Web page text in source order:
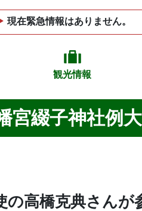
現在緊急情報はありません。
観光情報
宮綴子神社例
の高橋克典さんが